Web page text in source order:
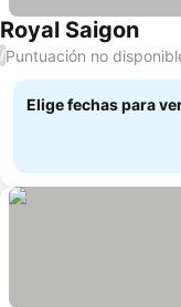
Royal Saigon
/Puntuación no
Elige fechas para